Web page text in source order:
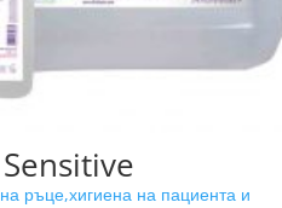
Sensitive
ръце,хигиена на пациента и